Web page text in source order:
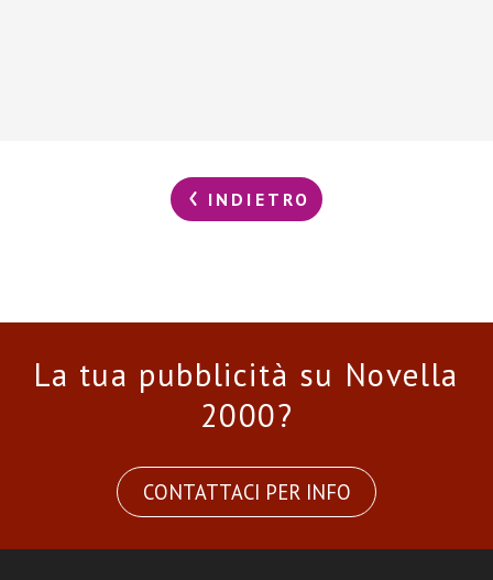
INDIETRO
La tua pubblicità su Novella
2000?
CONTATTACI PER INFO